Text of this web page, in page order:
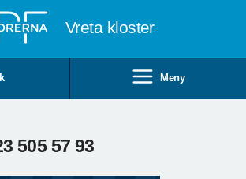
Vreta kloster
Meny
505 57 93